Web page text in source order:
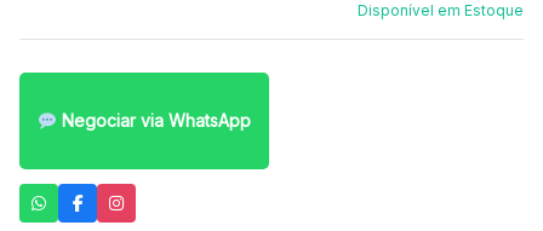
Disponível em Estoque
Negociar via WhatsApp